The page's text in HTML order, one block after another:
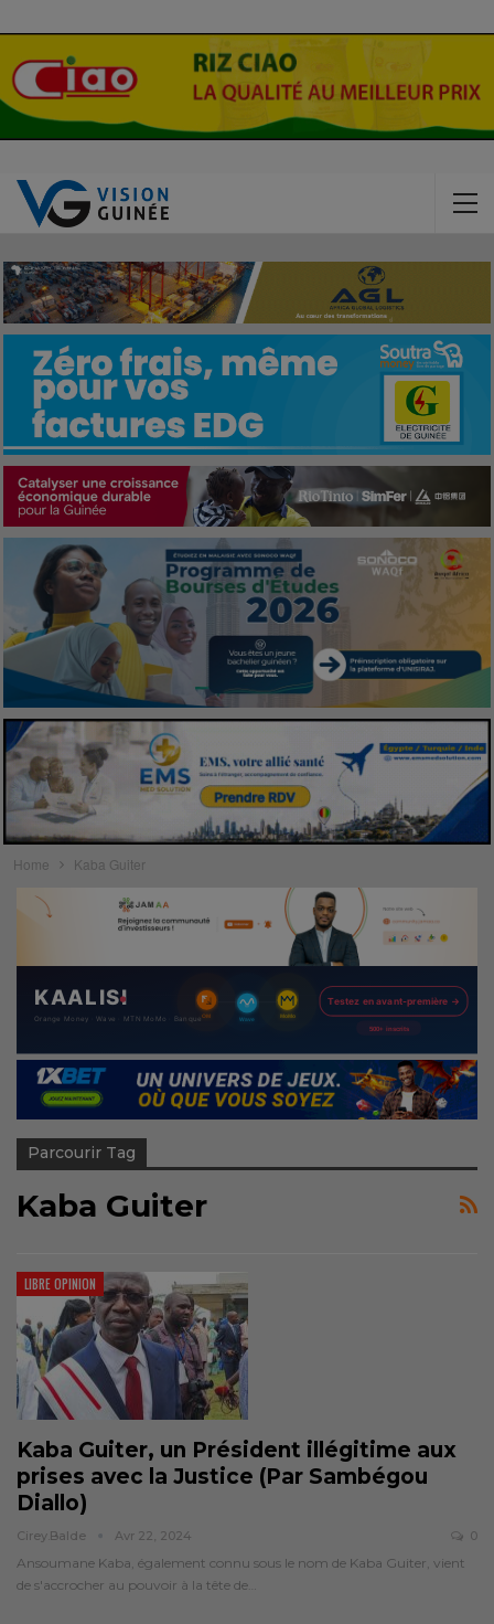
Home Kaba Guiter
Parcourir Tag
Kaba Guiter
LIBRE OPINION
Kaba Guiter, un Président illégitime aux
prises avec la Justice (Par Sambégou
Diallo)
Cirey.balde Avr 22, 2024 0
Ansoumane Kaba, également connu sous le nom de Kaba Guiter, vient
de s'accrocher au pouvoir à la tête de…